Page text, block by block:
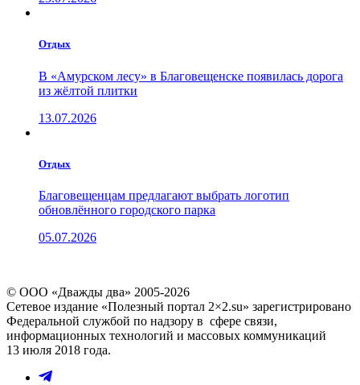
Отдых
В «Амурском лесу» в Благовещенске появилась дорога
из жёлтой плитки
13.07.2026
Отдых
Благовещенцам предлагают выбрать логотип
обновлённого городского парка
05.07.2026
© ООО «Дважды два» 2005-2026
Сетевое издание «Полезный портал 2×2.su» зарегистрировано
Федеральной службой по надзору в сфере связи,
информационных технологий и массовых коммуникаций
13 июля 2018 года.